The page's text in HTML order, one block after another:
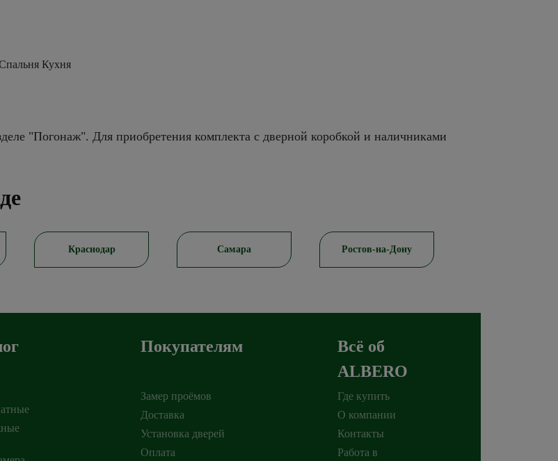
Кухня
"Погонаж". Для приобретения комплекта с дверной коробкой и наличниками
Краснодар Самара Ростов-на-Дону
Покупателям
Замер проёмов
Доставка
Установка дверей
Оплата
Всё об
ALBERO
Где купить
О компании
Контакты
Работа в